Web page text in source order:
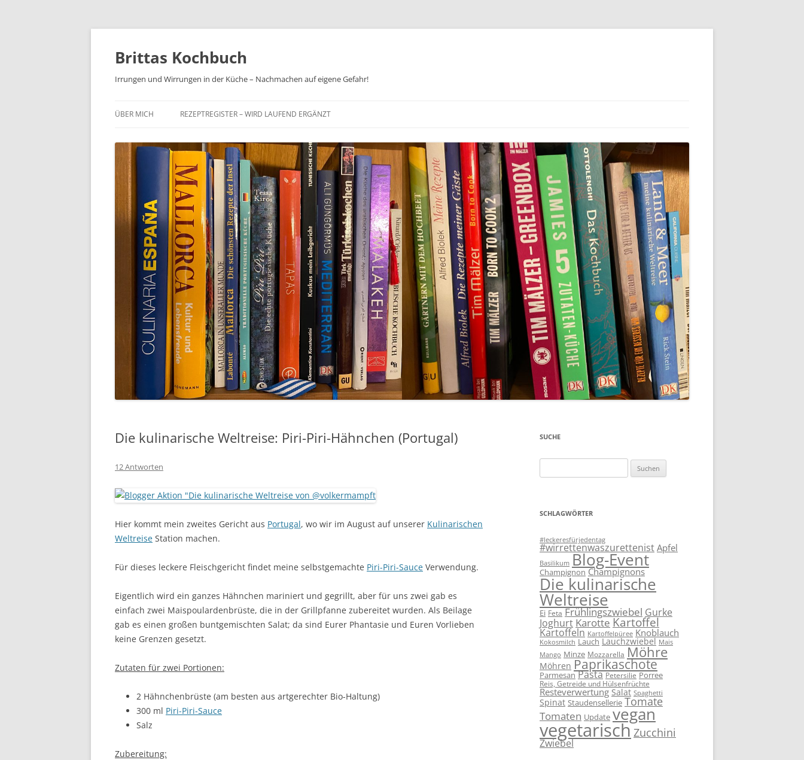
Brittas Kochbuch
Irrungen und Wirrungen in der Küche – Nachmachen auf eigene Gefahr!
ÜBER MICH REZEPTREGISTER – WIRD LAUFEND ERGÄNZT
Die kulinarische Weltreise: Piri-Piri-Hähnchen (Portugal)
12 Antworten
Hier kommt mein zweites Gericht aus Portugal, wo wir im August auf unserer Kulinarischen
Weltreise Station machen.
Für dieses leckere Fleischgericht findet meine selbstgemachte Piri-Piri-Sauce Verwendung.
Eigentlich wird ein ganzes Hähnchen mariniert und gegrillt, aber für uns zwei gab es
einfach zwei Maispoulardenbrüste, die in der Grillpfanne zubereitet wurden. Als Beilage
gab es einen großen buntgemischten Salat; da sind Eurer Phantasie und Euren Vorlieben
keine Grenzen gesetzt.
Zutaten für zwei Portionen:
2 Hähnchenbrüste (am besten aus artgerechter Bio-Haltung)
300 ml Piri-Piri-Sauce
Salz
Zubereitung:
SUCHE
nach:
SCHLAGWÖRTER
#leckeresfürjedentag
#wirrettenwaszurettenist Apfel
Basilikum Blog-Event
Champignon Champignons
Die kulinarische
Weltreise
Ei Feta Frühlingszwiebel Gurke
Joghurt Karotte Kartoffel
Kartoffeln Kartoffelpüree Knoblauch
Kokosmilch Lauch Lauchzwiebel Mais
Mango Minze Mozzarella Möhre
Möhren Paprikaschote
Parmesan Pasta Petersilie Porree
Reis, Getreide und Hülsenfrüchte
Resteverwertung Salat Spaghetti
Spinat Staudensellerie Tomate
Tomaten Update vegan
vegetarischZucchini
Zwiebel